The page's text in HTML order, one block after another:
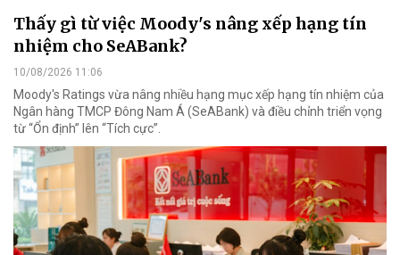
Thấy gì từ việc Moody's nâng xếp hạng tín
nhiệm cho SeABank?
10/08/2026 11:06
Moody's Ratings vừa nâng nhiều hạng mục xếp hạng tín nhiệm của
Ngân hàng TMCP Đông Nam Á (SeABank) và điều chỉnh triển vọng
từ “Ổn định” lên “Tích cực”.